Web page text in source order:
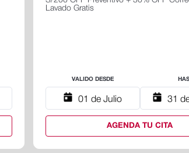
Lavado Gratis
VALIDO DESDE
01 de Julio 31
AGENDA TU CITA